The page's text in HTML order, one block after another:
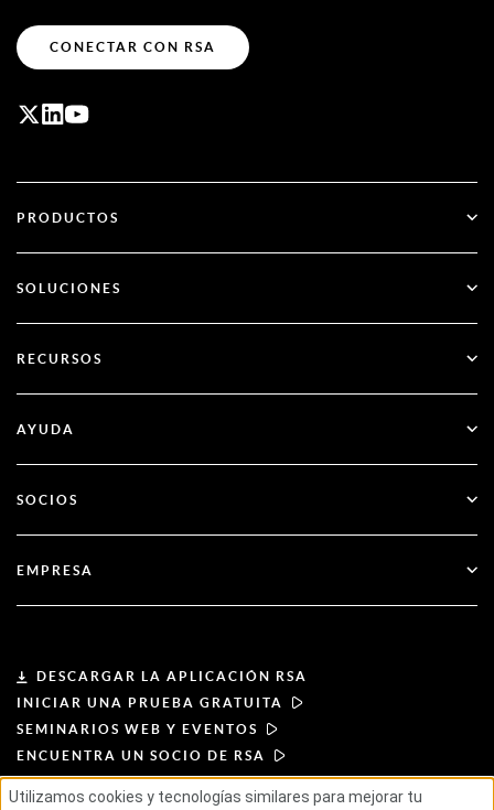
CONECTAR CON RSA
PRODUCTOS
SecurID
SOLUCIONES
Autenticación multifactor
Servicios financieros
RECURSOS
Blog
Documentación
AYUDA
Atención al cliente
SOCIOS
Hágase socio
EMPRESA
Liderazgo
Noticias y prensa
Recursos
DESCARGAR LA APLICACIÓN RSA
INICIAR UNA PRUEBA GRATUITA
SEMINARIOS WEB Y EVENTOS
ENCUENTRA UN SOCIO DE RSA
Utilizamos cookies y tecnologías similares para mejorar tu